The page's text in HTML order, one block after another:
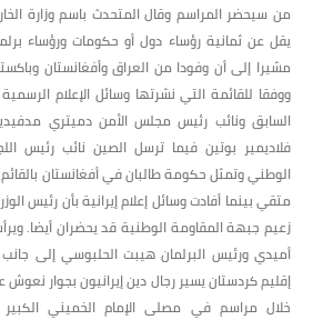
من سيحضر المراسم وقال المتحدث باسم وزارة
مشيرا إلى أن وفودا من العراق وأفغانستان
ووفقا للقائمة التي نشرتها وسائل الإعلام
السابق ونائب رئيس مجلس الأمن دميتري
فلاديمير بوتين فيما ترسل الصين نائب رئيس
الوطني وتمثل حكومة طالبان في أفغانستان بالقائم
متقي بينما أفادت وسائل إعلام إيرانية بأن رئيس
زعيم جبهة المقاومة الوطنية قد يحضران أيضا.
أميدي ورئيس البرلمان هيبت الحلبوسي إلى جانب
إقليم كردستان يسير رجال دين إيرانيون بجوار